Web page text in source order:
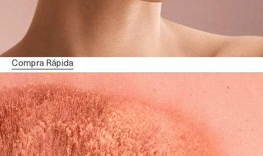
PINCEL PARA PÓ - THE POWDER BRUSH
Pincel para cobertura personaliza
R$700,00
ou 10x de R$70,00
Compra Rápida